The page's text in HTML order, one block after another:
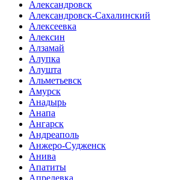
Александровск
Александровск-Сахалинский
Алексеевка
Алексин
Алзамай
Алупка
Алушта
Альметьевск
Амурск
Анадырь
Анапа
Ангарск
Андреаполь
Анжеро-Судженск
Анива
Апатиты
Апрелевка